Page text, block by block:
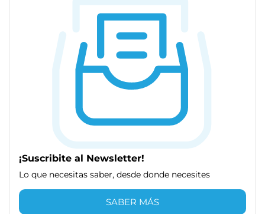
¡Suscribite al Newsletter!
Lo que necesitas saber, desde donde necesites
SABER MÁS